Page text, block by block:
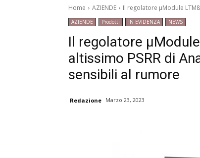
Home AZIENDE Il regolatore µModule
AZIENDE Prodotti IN EVIDENZA NEWS
Il regolatore
altissimo PSRR di
sensibili al rumore
Redazione Marzo 23, 2023